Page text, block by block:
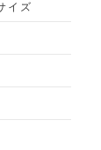
イズ